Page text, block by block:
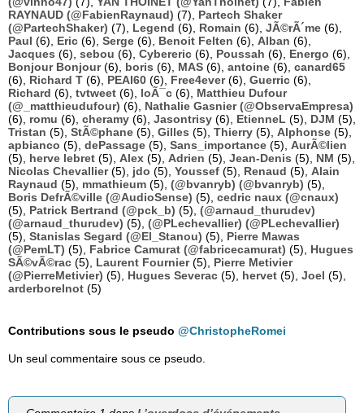
RAYNAUD (@FabienRaynaud) (7), Partech Shaker
(@PartechShaker) (7), Legend (6), Romain (6), JÃ©rÃ´me (6),
Paul (6), Eric (6), Serge (6), Benoit Felten (6), Alban (6),
Jacques (6), sebou (6), Cybereric (6), Poussah (6), Energo (6),
Bonjour Bonjour(6), boris (6), MAS (6), antoine (6), canard65
(6), Richard T (6), PEAI60 (6), Free4ever(6), Guerric (6),
Richard (6), tvtweet (6), loÃ¯c (6), Matthieu Dufour
(@_matthieudufour) (6), Nathalie Gasnier (@ObservaEmpresa)
(6), romu (6), cheramy (6), Jasontrisy (6), EtienneL (5), DJM (5),
Tristan (5), StÃ©phane (5), Gilles (5), Thierry (5), Alphonse (5),
apbianco (5), dePassage (5), Sans_importance (5), AurÃ©lien
(5), herve lebret (5), Alex (5), Adrien (5), Jean-Denis (5), NM (5),
Nicolas Chevallier(5), jdo (5), Youssef (5), Renaud (5), Alain
Raynaud (5), mmathieum (5), (@bvanryb) (@bvanryb) (5),
Boris DefrÃ©ville (@AudioSense) (5), cedric naux (@cnaux)
(5), Patrick Bertrand (@pck_b) (5), (@arnaud_thurudev)
(@arnaud_thurudev) (5), (@PLechevallier) (@PLechevallier)
(5), Stanislas Segard (@El_Stanou) (5), Pierre Mawas
(@PemLT) (5), Fabrice Camurat (@fabricecamurat) (5), Hugues
SÃ©vÃ©rac (5), Laurent Fournier(5), Pierre Metivier
(@PierreMetivier) (5), Hugues Severac (5), hervet (5), Joel (5),
arderborelnot (5)
Contributions sous le pseudo @ChristopheRomei
Un seul commentaire sous ce pseudo.